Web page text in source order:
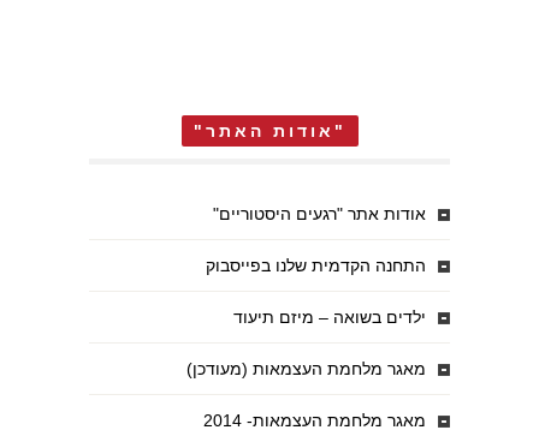
"אודות האתר"
אודות אתר "רגעים היסטוריים"
התחנה הקדמית שלנו בפייסבוק
ילדים בשואה – מיזם תיעוד
מאגר מלחמת העצמאות (מעודכן)
מאגר מלחמת העצמאות- 2014